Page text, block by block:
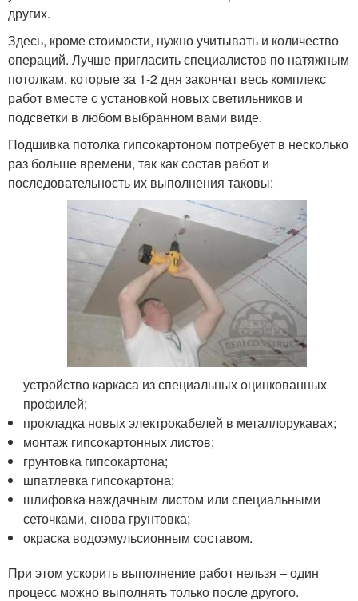
других.
Здесь, кроме стоимости, нужно учитывать и количество
операций. Лучше пригласить специалистов по натяжным
потолкам, которые за 1-2 дня закончат весь комплекс
работ вместе с установкой новых светильников и
подсветки в любом выбранном вами виде.
Подшивка потолка гипсокартоном потребует в несколько
раз больше времени, так как состав работ и
последовательность их выполнения таковы:
устройство каркаса из специальных оцинкованных
профилей;
прокладка новых электрокабелей в металлорукавах;
монтаж гипсокартонных листов;
грунтовка гипсокартона;
шпатлевка гипсокартона;
шлифовка наждачным листом или специальными
сеточками, снова грунтовка;
окраска водоэмульсионным составом.
При этом ускорить выполнение работ нельзя – один
процесс можно выполнять только после другого.